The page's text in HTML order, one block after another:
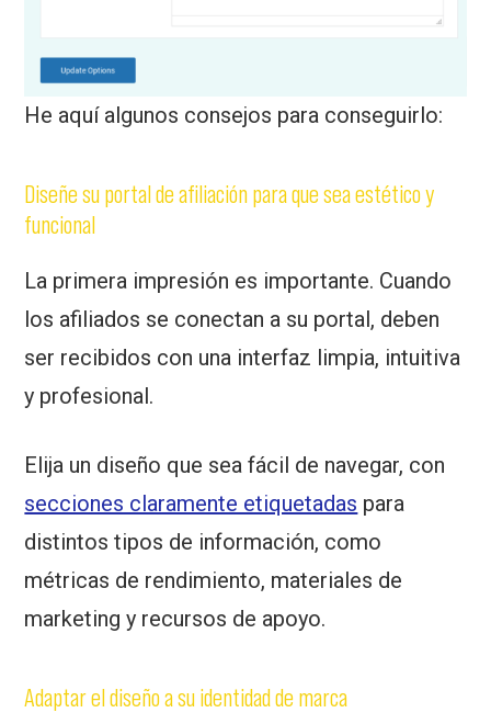
He aquí algunos consejos para conseguirlo:
Diseñe su portal de afiliación para que sea estético y
funcional
La primera impresión es importante. Cuando
los afiliados se conectan a su portal, deben
ser recibidos con una interfaz limpia, intuitiva
y profesional.
Elija un diseño que sea fácil de navegar, con
secciones claramente etiquetadas para
distintos tipos de información, como
métricas de rendimiento, materiales de
marketing y recursos de apoyo.
Adaptar el diseño a su identidad de marca